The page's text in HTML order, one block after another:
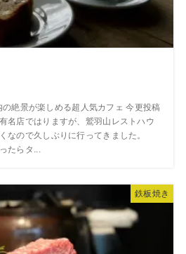
絶景が楽しめる超人気カフェ 今更投稿
名店ではりますが、鷲羽山レストハウ
なので久しぶりに行ってきました。
たらタ...
鉄板焼き